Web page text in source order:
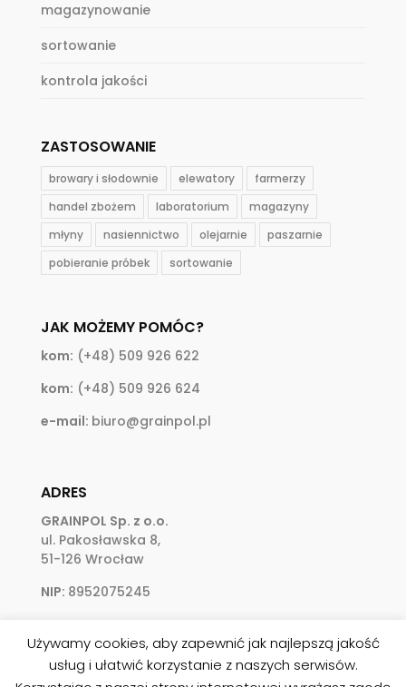
magazynowanie
sortowanie
kontrola jakości
ZASTOSOWANIE
browary i słodownie elewatory
farmerzy
handel zbożem
laboratorium
magazyny
młyny
nasiennictwo olejarnie
paszarnie
pobieranie próbek
sortowanie
JAK MOŻEMY POMÓC?
kom: (+48) 509 926 622
kom: (+48) 509 926 624
e-mail: biuro@grainpol.pl
ADRES
GRAINPOL Sp. z o.o.
ul. Pakosławska 8,
51-126 Wrocław
NIP: 8952075245
Używamy cookies, aby zapewnić jak najlepszą jakość
usług i ułatwić korzystanie z naszych serwisów.